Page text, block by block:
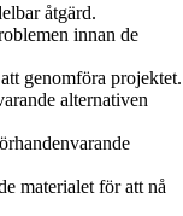
åtgärd.
innan de
genomföra projektet.
alternativen
materialet för att nå